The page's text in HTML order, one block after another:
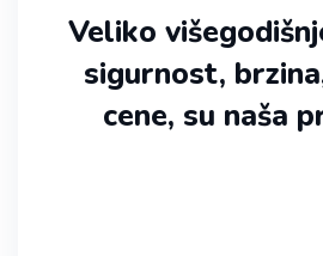
Veliko
sigurnost,
cene, su naša